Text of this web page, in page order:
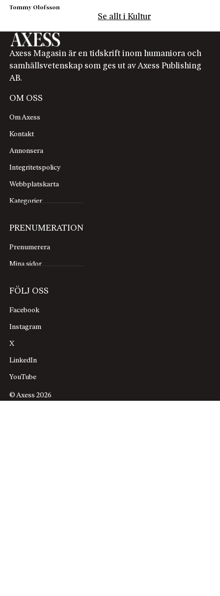
Tommy Olofsson
Se allt i Kultur
Axess Magasin är en tidskrift inom humaniora och
samhällsvetenskap som ges ut av Axess Publishing
AB.
OM OSS
Om Axess
Kontakt
Annonsera
Integritetspolicy
Webbplatskarta
Kategorier
PRENUMERATION
Prenumerera
Mina sidor
FÖLJ OSS
Facebook
Instagram
X
LinkedIn
YouTube
© Axess 2026